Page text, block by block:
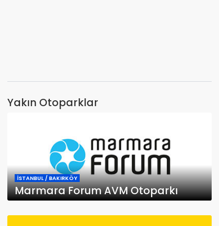
Yakın Otoparklar
İSTANBUL / BAKIRKÖY
Marmara Forum AVM Otoparkı